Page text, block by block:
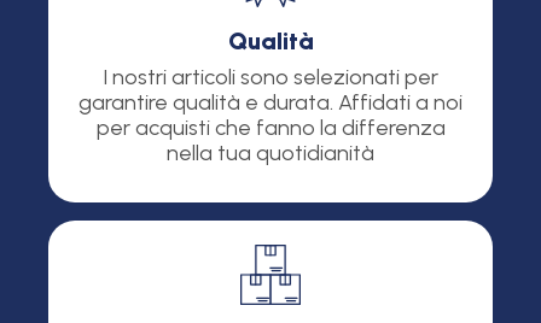
Qualità
I nostri articoli sono selezionati per
garantire qualità e durata. Affidati a noi
per acquisti che fanno la differenza
nella tua quotidianità